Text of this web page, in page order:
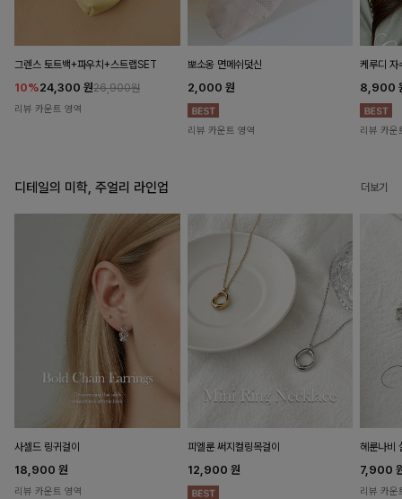
그렌스 토트백+파우치+스트랩SET
10%24,300 원26,900원
리뷰 카운트 영역
뽀소옹 면메쉬덧신
2,000 원
리뷰 카운트 영역
케루디 자
8,900
리뷰 카운
디테일의 미학, 주얼리 라인업 더보기
사셀드 링귀걸이
18,900 원
리뷰 카운트 영역
피엘룬 써지컬링목걸이
12,900 원
헤룬나비
7,900
리뷰 카운